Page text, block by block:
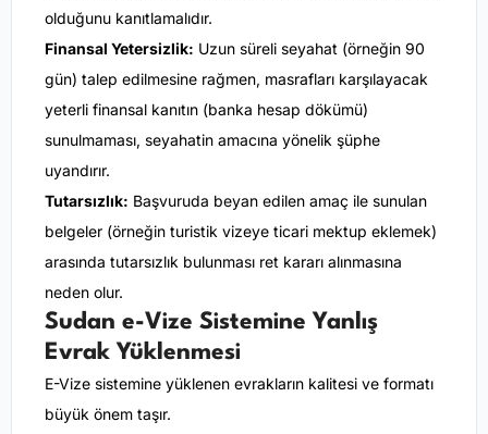
olduğunu kanıtlamalıdır.
Finansal Yetersizlik: Uzun süreli seyahat (örneğin 90
gün) talep edilmesine rağmen, masrafları karşılayacak
yeterli finansal kanıtın (banka hesap dökümü)
sunulmaması, seyahatin amacına yönelik şüphe
uyandırır.
Tutarsızlık: Başvuruda beyan edilen amaç ile sunulan
belgeler (örneğin turistik vizeye ticari mektup eklemek)
arasında tutarsızlık bulunması ret kararı alınmasına
neden olur.
Sudan e-Vize Sistemine Yanlış
Evrak Yüklenmesi
E-Vize sistemine yüklenen evrakların kalitesi ve formatı
büyük önem taşır.